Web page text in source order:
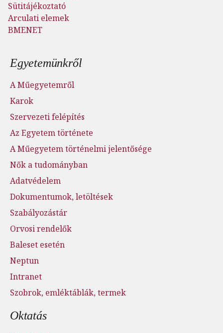
Sütitájékoztató
Arculati elemek
BMENET
Lábléc menü
Egyetemünkről
A Műegyetemről
Karok
Szervezeti felépítés
Az Egyetem története
A Műegyetem történelmi jelentősége
Nők a tudományban
Adatvédelem
Dokumentumok, letöltések
Szabályozástár
Orvosi rendelők
Baleset esetén
Neptun
Intranet
Szobrok, emléktáblák, termek
Oktatás